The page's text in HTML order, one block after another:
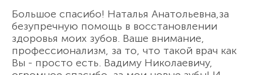
Большое спасибо! Наталья Анатольевна,за
безупречную помощь в восстановлении
здоровья моих зубов. Ваше внимание,
профессионализм, за то, что такой врач как
Вы - просто есть. Вадиму Николаевичу,